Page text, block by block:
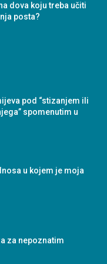
dova koju treba učiti
posta?
pod “stizanjem ili
spomenutim u
u kojem je moja
za nepoznatim